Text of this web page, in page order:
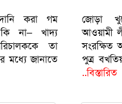
করা গম
না– খাদ্য
তা
মধ্যে জানাতে
জোড়া
আওয়ামী
সংরক্ষিত
পুত্র
..বিস্তারিত